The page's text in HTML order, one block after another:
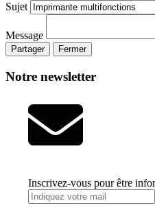
Sujet
Message
Partager Fermer
Notre newsletter
Inscrivez-vous pour être